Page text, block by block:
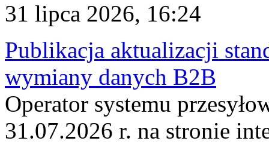
31 lipca 2026, 16:24
Publikacja aktualizacji
wymiany danych B2B
Operator systemu
31.07.2026 r. na stronie